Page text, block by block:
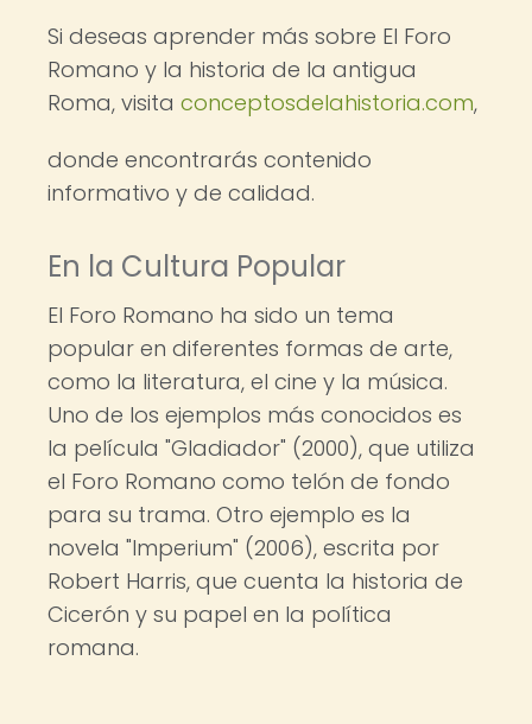
Si deseas aprender más sobre El Foro
Romano y la historia de la antigua
Roma, visita conceptosdelahistoria.com,
donde encontrarás contenido
informativo y de calidad.
En la Cultura Popular
El Foro Romano ha sido un tema
popular en diferentes formas de arte,
como la literatura, el cine y la música.
Uno de los ejemplos más conocidos es
la película "Gladiador" (2000), que utiliza
el Foro Romano como telón de fondo
para su trama. Otro ejemplo es la
novela "Imperium" (2006), escrita por
Robert Harris, que cuenta la historia de
Cicerón y su papel en la política
romana.